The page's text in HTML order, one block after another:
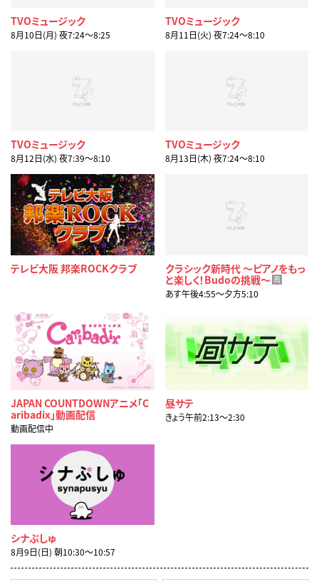
TVOミュージック
8月10日(月) 夜7:24〜8:25
TVOミュージック
8月11日(火) 夜7:24〜8:10
TVOミュージック
8月12日(水) 夜7:39〜8:10
TVOミュージック
8月13日(木) 夜7:24〜8:10
テレビ大阪 邦楽ROCKクラブ
クラシック新時代 ～ピアノをもっ
と楽しく！Budoの挑戦～ 再
あす午後4:55〜夕方5:10
JAPAN COUNTDOWNアニメ「C
aribadix」動画配信
動画配信中
昼サテ
きょう午前2:13〜2:30
シナぷしゅ
8月9日(日) 朝10:30〜10:57